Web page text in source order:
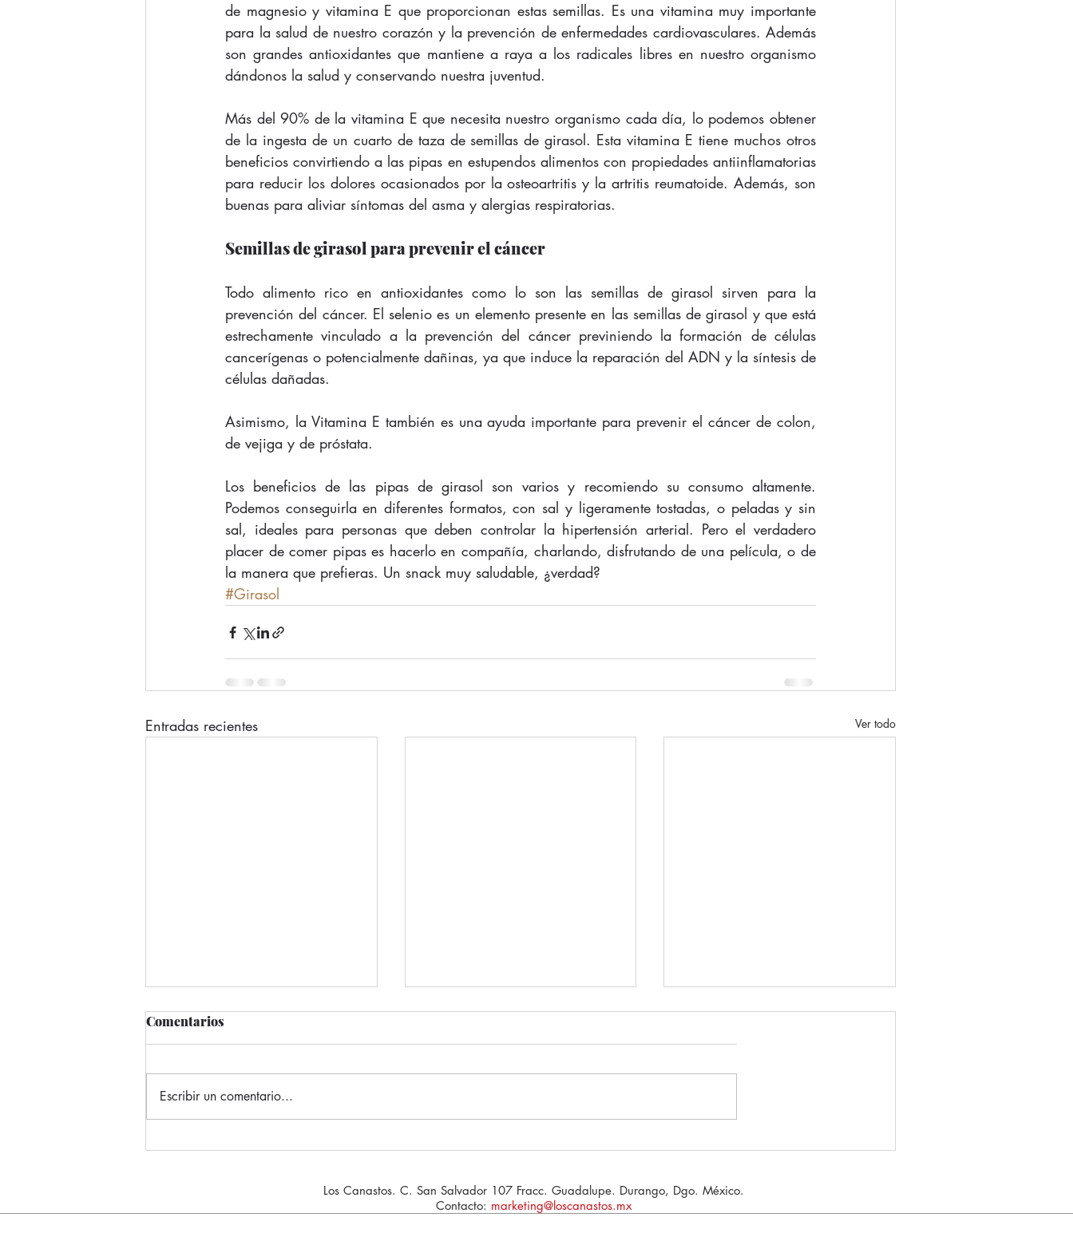
de magnesio y vitamina E que proporcionan estas semillas. Es una vitamina muy importante
para la salud de nuestro corazón y la prevención de enfermedades cardiovasculares. Además
son grandes antioxidantes que mantiene a raya a los radicales libres en nuestro organismo
dándonos la salud y conservando nuestra juventud.
Más del 90% de la vitamina E que necesita nuestro organismo cada día, lo podemos obtener
de la ingesta de un cuarto de taza de semillas de girasol. Esta vitamina E tiene muchos otros
beneficios convirtiendo a las pipas en estupendos alimentos con propiedades antiinflamatorias
para reducir los dolores ocasionados por la osteoartritis y la artritis reumatoide. Además, son
buenas para aliviar síntomas del asma y alergias respiratorias.
Semillas de girasol para prevenir el cáncer
Todo alimento rico en antioxidantes como lo son las semillas de girasol sirven para la
prevención del cáncer. El selenio es un elemento presente en las semillas de girasol y que está
estrechamente vinculado a la prevención del cáncer previniendo la formación de células
cancerígenas o potencialmente dañinas, ya que induce la reparación del ADN y la síntesis de
células dañadas.
Asimismo, la Vitamina E también es una ayuda importante para prevenir el cáncer de colon,
de vejiga y de próstata.
Los beneficios de las pipas de girasol son varios y recomiendo su consumo altamente.
Podemos conseguirla en diferentes formatos, con sal y ligeramente tostadas, o peladas y sin
sal, ideales para personas que deben controlar la hipertensión arterial. Pero el verdadero
placer de comer pipas es hacerlo en compañía, charlando, disfrutando de una película, o de
la manera que prefieras. Un snack muy saludable, ¿verdad?
#Girasol
Entradas recientes Ver todo
energía
Comentarios
Escribir un comentario...
Los Canastos. C. San Salvador 107 Fracc. Guadalupe. Durango, Dgo. México.
Contacto: marketing@loscanastos.mx